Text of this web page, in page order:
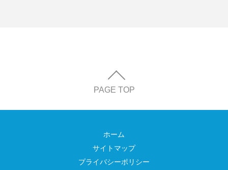
PAGE TOP
ホーム
サイトマップ
プライバシーポリシー